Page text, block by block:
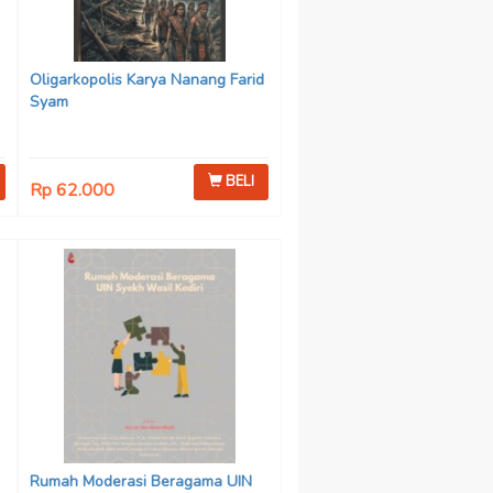
Oligarkopolis Karya Nanang Farid
Syam
Rp 62.000 BELI
Rumah Moderasi Beragama UIN